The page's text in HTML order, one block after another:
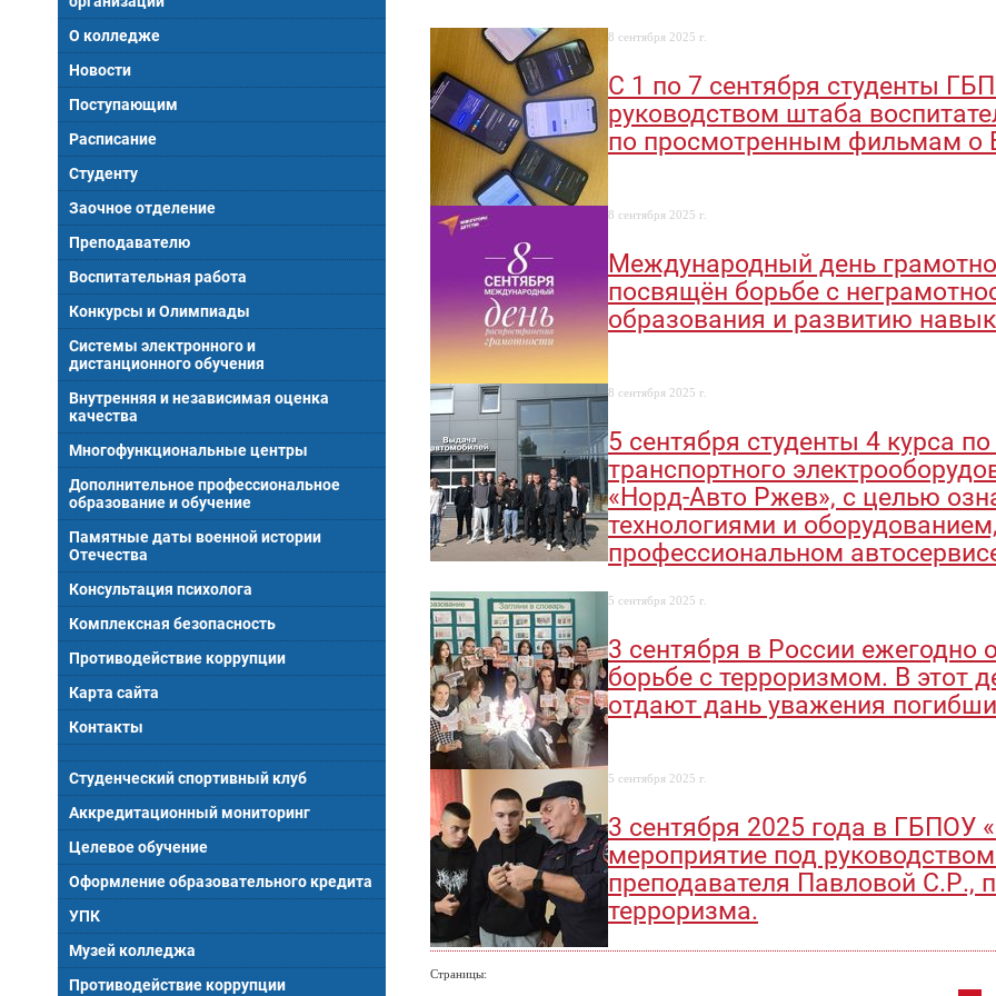
О колледже
Новости
Поступающим
Расписание
Студенту
Заочное отделение
Преподавателю
Воспитательная работа
Конкурсы и Олимпиады
Системы электронного и
дистанционного обучения
Внутренняя и независимая оценка
качества
Многофункциональные центры
Дополнительное профессиональное
образование и обучение
Памятные даты военной истории
Отечества
Консультация психолога
Комплексная безопасность
Противодействие коррупции
Карта сайта
Контакты
Студенческий спортивный клуб
Аккредитационный мониторинг
Целевое обучение
Оформление образовательного кредита
УПК
Музей колледжа
Противодействие коррупции
8 сентября 2025 г.
С 1 по 7 сентября студенты
руководством штаба
по просмотренным фильмам о
8 сентября 2025 г.
Международный день
посвящён борьбе с
образования и развитию
8 сентября 2025 г.
5 сентября студенты 4 курса
транспортного
«Норд-Авто Ржев», с целью
технологиями и
профессиональном
5 сентября 2025 г.
3 сентября в России ежегодно
борьбе с терроризмом. В этот
отдают дань уважения
5 сентября 2025 г.
3 сентября 2025 года в ГБПОУ
мероприятие под
преподавателя Павловой С.Р.,
терроризма.
Страницы: